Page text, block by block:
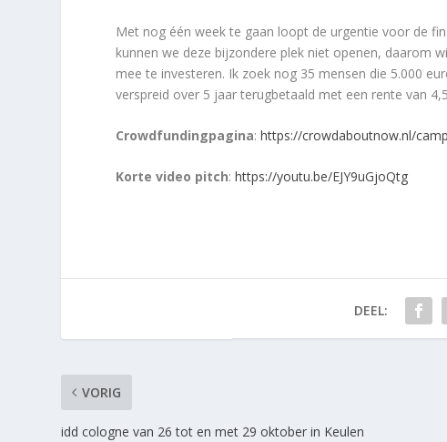
Met nog één week te gaan loopt de urgentie voor de
kunnen we deze bijzondere plek niet openen, daarom
mee te investeren. Ik zoek nog 35 mensen die 5.000
verspreid over 5 jaar terugbetaald met een rente van
Crowdfundingpagina:https://crowdaboutnow.nl/
Korte video pitch:https://youtu.be/EJY9uGjoQtg
DEEL:
VORIG
idd cologne van 26 tot en met 29 oktober in Keulen